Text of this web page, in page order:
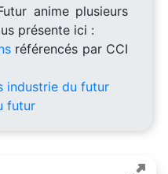
anime plusieurs
présente ici :
référencés par CCI
industrie du futur
futur